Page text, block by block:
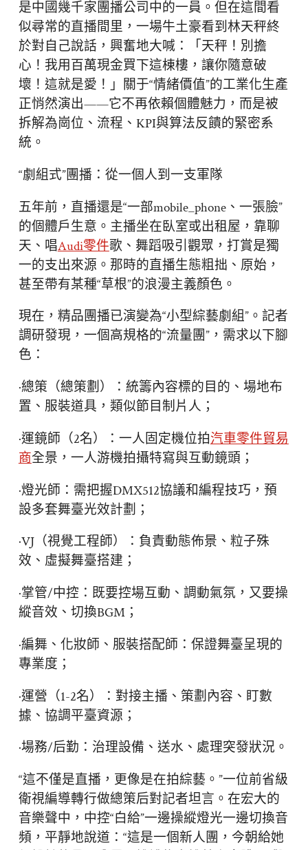
是中國幾千家團播公司中的一員。但在這間看
似尋常的直播間里，一場牛土豪看到林天秤終
於對自己說話，興奮地大喊：「天秤！別擔
心！我用百萬現金買下這棟樓，讓你隨意破
壞！這就是愛！」關于“情緒價值”的工業化生產
正悄然演出——它不再依賴個體魅力，而是被
拆解為崗位、流程、KPI與算法反饋的緊密系
統。
“劇組式”團播：從一個人到一支軍隊
五年前，直播還是“一部mobile_phone、一張臉”
的個體戶生意。主播坐在臥室或出租屋，靠聊
天、唱Audi零件歌、舞蹈吸引觀眾，打賞是獨
一的支出來源。那時的直播生態粗拙、原始，
甚至帶有某種“草根”的浪漫主義顏色。
現在，精品團播已演變為“小型綜藝劇組”。記者
調研發現，一個高規格的“流量團”，需求以下腳
色：
·總策（總策劃）：統籌內容標的目的、場地布
置、服裝道具，類似節目制片人；
·運鏡師（2名）：一人固定機位拍汽車零件貿易
商全景，一人游機拍攝特寫與互動鏡頭；
·燈光師：需把握DMX512協議和編程技巧，預
設多套舞臺光效計劃；
·VJ（視覺工程師）：負責動態佈景、粒子殊
效、虛擬舞臺搭建；
·掌管/中控：既要控場互動、調動氣氛，又要操
縱音效、切換BGM；
·編舞、化妝師、服裝搭配師：保證舞臺呈現的
專業度；
·運營（1-2名）：對接主播、策劃內容、盯數
據、協調平臺資源；
·場務/后勤：治理設備、送水、處理突發狀況。
“這不僅是直播，更像是在拍綜藝。”一位前省級
衛視編導轉行做總策后對記者坦言。在宏大的
音樂聲中，中控“白給”一邊操縱燈光一邊切換音
頻，平靜地說道：“這是一個新人團，今朝給她